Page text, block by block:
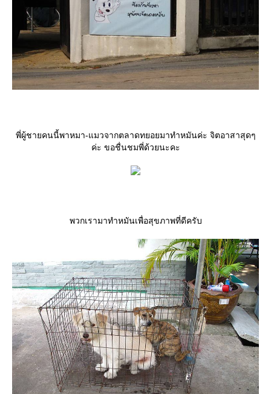
พี่ผู้ชายคนนี้พาหมา-แมวจากตลาดทยอยมาทำหมันค่ะ จิตอาสาสุดๆ
ค่ะ ขอชื่นชมพี่ด้วยนะคะ
พวกเรามาทำหมันเพื่อสุขภาพที่ดีครับ